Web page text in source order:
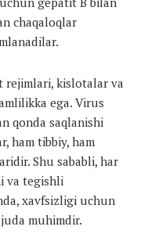
chaqaloqlar
rejimlari, kislotalar va
ega. Virus
qonda saqlanishi
ham tibbiy, ham
Shu sababli, har
va tegishli
xavfsizligi uchun
muhimdir.